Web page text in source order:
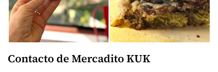
Contacto de Mercadito KUK